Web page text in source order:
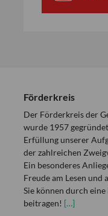
Förderkreis
Der Förderkreis der
wurde 1957
Erfüllung unserer
der zahlreichen
Ein besonderes
Freude am Lesen und
Sie können durch
beitragen! […]